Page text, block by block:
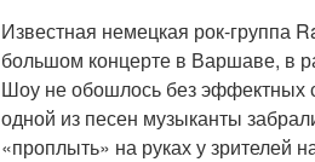
Известная немецкая рок-группа
большом концерте в Варшаве, в
Шоу не обошлось без эффектных
одной из песен музыканты
«проплыть» на руках у зрителей